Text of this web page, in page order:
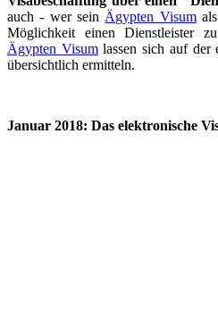
auch - wer sein Ägypten Visumals
Möglichkeit einen Dienstleister
Ägypten Visumlassen sich auf der
übersichtlich ermitteln.
Januar 2018: Das elektronische